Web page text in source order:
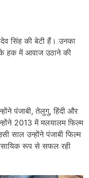
सिंह की बेटी हैं। उनका
हक में आवाज उठाने की
पंजाबी, तेलुगु, हिंदी और
2013 में मलयालम फिल्म
साल उन्होंने पंजाबी फिल्म
रूप से सफल रही